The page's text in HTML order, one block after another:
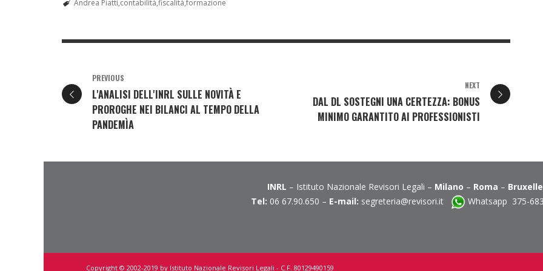
Andrea Piatti contabilità fiscalità formazione
PREVIOUS
L'ANALISI DELL'INRL SULLE NOVITÀ E
PROROGHE NEI BILANCI AL TEMPO DELLA
PANDEMÌA
NEXT
DAL DL SOSTEGNI UNA CERTEZZA: BONUS
MINIMO GARANTITO AI PROFESSIONISTI
INRL – Istituto Nazionale Revisori Legali – Milano – Roma –
Tel: 06 67.90.650 – E-mail: segreteria@revisori.it Whatsapp 375-
Copyright © 2002-2019 by Istituto Nazionale Revisori Legali - C.F. 80129490159